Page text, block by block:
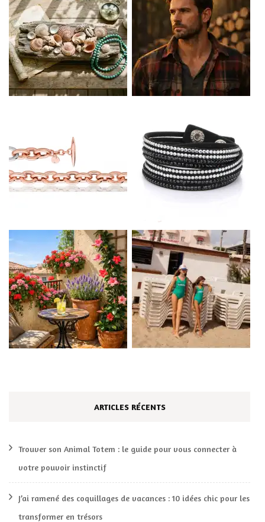
ARTICLES RÉCENTS
Trouver son Animal Totem : le guide pour vous connecter à
votre pouvoir instinctif
J’ai ramené des coquillages de vacances : 10 idées chic pour les
transformer en trésors